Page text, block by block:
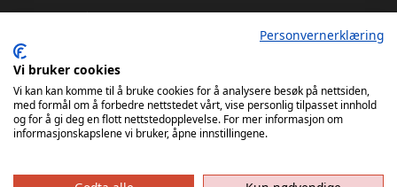
Spillerstall
Administrasjon
Styret
Personvernerklæring
Vi bruker cookies
Vi kan kan komme til å bruke cookies for å analysere besøk på nettsiden,
med formål om å forbedre nettstedet vårt, vise personlig tilpasset innhold
og for å gi deg en flott nettstedopplevelse. For mer informasjon om
informasjonskapslene vi bruker, åpne innstillingene.